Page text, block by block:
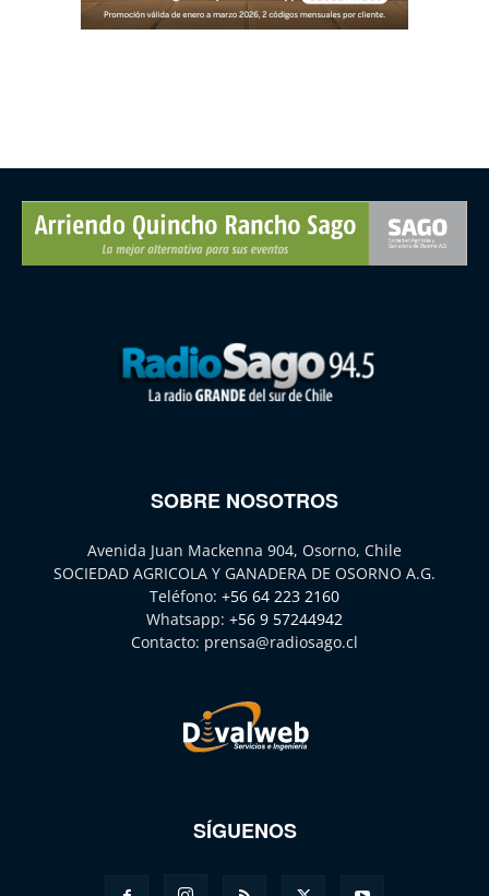
SOBRE NOSOTROS
Avenida Juan Mackenna 904, Osorno, Chile
SOCIEDAD AGRICOLA Y GANADERA DE OSORNO A.G.
Teléfono: +56 64 223 2160
Whatsapp: +56 9 57244942
Contacto: prensa@radiosago.cl
SÍGUENOS